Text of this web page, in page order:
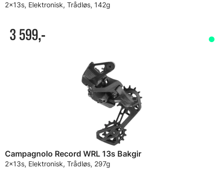
2x13s, Elektronisk, Trådløs, 142g
3 599,-
Campagnolo Record WRL 13s Bakgir
2x13s, Elektronisk, Trådløs, 297g